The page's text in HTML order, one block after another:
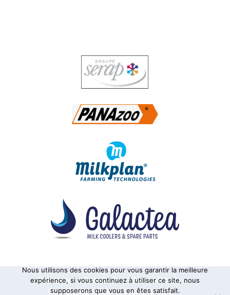
Alphatraite Tanks à lait
Matériel de traite
Tanks à usage vinicole
Pasteurisateurs
Nous utilisons des cookies pour vous garantir la meilleure
expérience, si vous continuez à utiliser ce site, nous
supposerons que vous en êtes satisfait.